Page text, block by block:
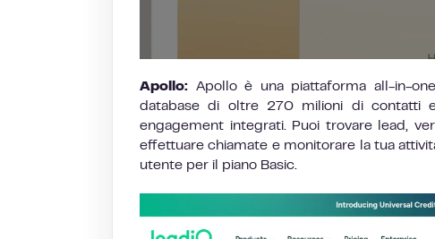
Apollo: Apollo è una piattaforma all-in-
database di oltre 270 milioni di contatti
engagement integrati. Puoi trovare lead,
effettuare chiamate e monitorare la tua
utente per il piano Basic.